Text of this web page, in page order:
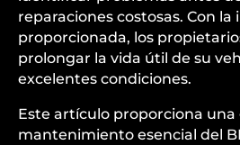
reparaciones costosas. Con
proporcionada, los
prolongar la vida útil de su
excelentes condiciones.
Este artículo proporciona
mantenimiento esencial del